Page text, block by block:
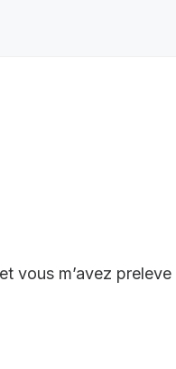
vous m’avez